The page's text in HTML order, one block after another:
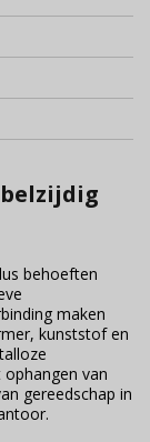
behoeften
maken
kunststof en
van
gereedschap in